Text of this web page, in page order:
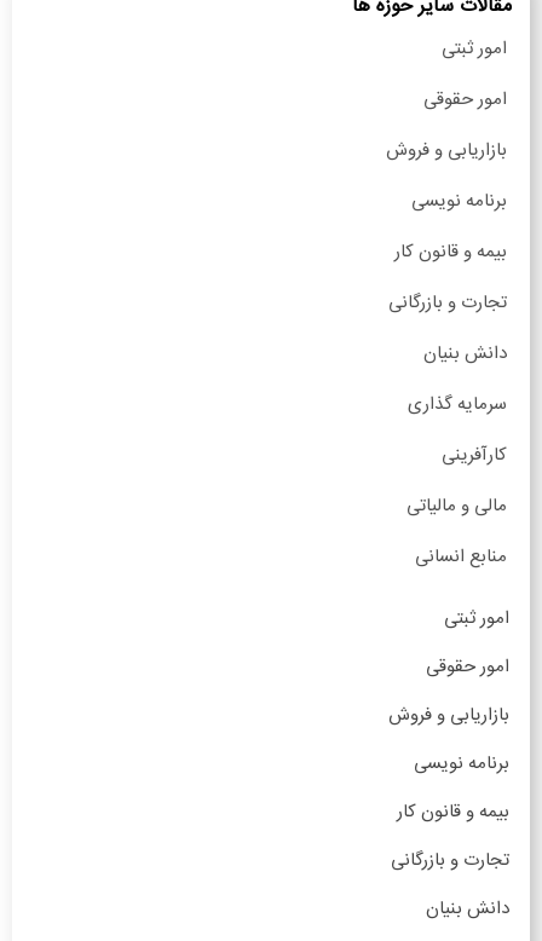
امور ثبتی
امور حقوقی
بازاریابی و فروش
برنامه نویسی
بیمه و قانون کار
تجارت و بازرگانی
دانش بنیان
سرمایه گذاری
کارآفرینی
مالی و مالیاتی
منابع انسانی
امور ثبتی
امور حقوقی
بازاریابی و فروش
برنامه نویسی
بیمه و قانون کار
تجارت و بازرگانی
دانش بنیان